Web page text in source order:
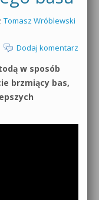
Tomasz Wróblewski
Dodaj komentarz
w sposób
brzmiący bas,